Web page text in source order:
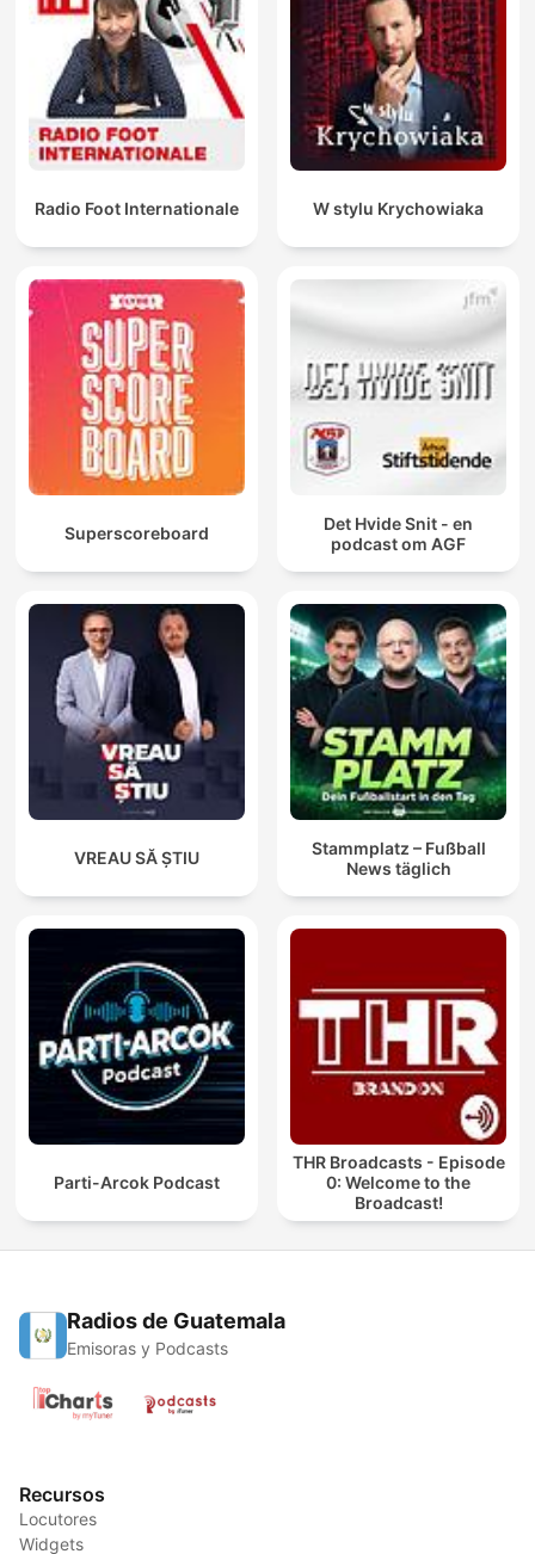
Radio Foot Internationale W stylu Krychowiaka
Superscoreboard
Det Hvide Snit - en
podcast om AGF
VREAU SĂ ȘTIU
Stammplatz – Fußball
News täglich
Parti-Arcok Podcast
THR Broadcasts - Episode
0: Welcome to the
Broadcast!
Radios de Guatemala
Emisoras y Podcasts
Recursos
Locutores
Widgets